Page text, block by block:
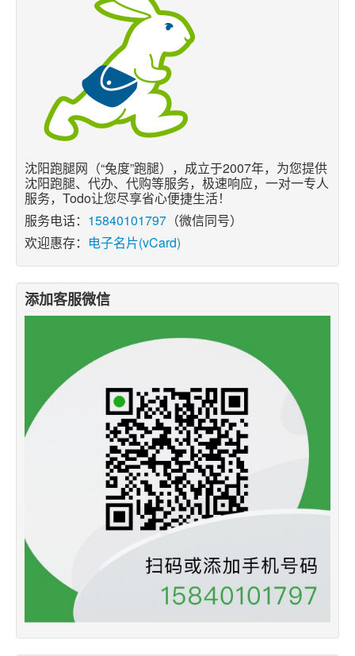
沈阳跑腿网（“兔度”跑腿），成立于2007年，为您提供
沈阳跑腿、代办、代购等服务，极速响应，一对一专人
服务，Todo让您尽享省心便捷生活！
服务电话： 15840101797 （微信同号）
欢迎惠存： 电子名片(vCard)
添加客服微信